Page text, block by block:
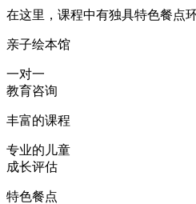
在这里，课程中有独具特色餐点
亲子绘本馆
一对一
教育咨询
丰富的课程
专业的儿童
成长评估
特色餐点